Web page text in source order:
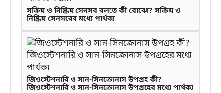
সক্রিয় ও নিষ্ক্রিয় সেনসর বলতে কী বোঝো? সক্রিয় ও
নিষ্ক্রিয় সেনসরের মধ্যে পার্থক্য
জিওস্টেশনারি ও সান-সিনক্রোনাস উপগ্রহ কী?
জিওস্টেশনারি ও সান-সিনক্রোনাস উপগ্রহের মধ্যে পার্থক্য